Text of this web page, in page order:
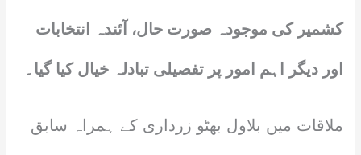
کشمیر کی موجودہ صورت حال، آئندہ انتخابات
اور دیگر اہم امور پر تفصیلی تبادلہ خیال کیا گیا۔
ملاقات میں بلاول بھٹو زرداری کے ہمراہ سابق